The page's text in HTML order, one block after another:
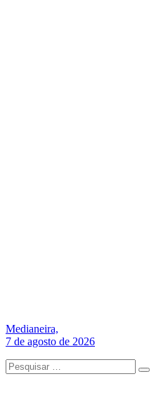
Medianeira,
7 de agosto de 2026